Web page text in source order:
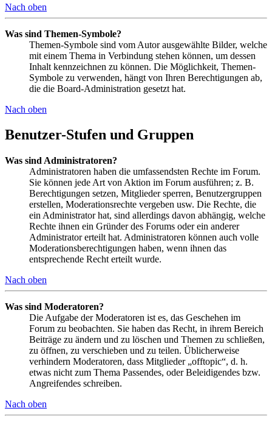
Nach oben
Was sind Themen-Symbole?
Themen-Symbole sind vom Autor ausgewählte Bilder, welche
mit einem Thema in Verbindung stehen können, um dessen
Inhalt kennzeichnen zu können. Die Möglichkeit, Themen-
Symbole zu verwenden, hängt von Ihren Berechtigungen ab,
die die Board-Administration gesetzt hat.
Nach oben
Benutzer-Stufen und Gruppen
Was sind Administratoren?
Administratoren haben die umfassendsten Rechte im Forum.
Sie können jede Art von Aktion im Forum ausführen; z. B.
Berechtigungen setzen, Mitglieder sperren, Benutzergruppen
erstellen, Moderationsrechte vergeben usw. Die Rechte, die
ein Administrator hat, sind allerdings davon abhängig, welche
Rechte ihnen ein Gründer des Forums oder ein anderer
Administrator erteilt hat. Administratoren können auch volle
Moderationsberechtigungen haben, wenn ihnen das
entsprechende Recht erteilt wurde.
Nach oben
Was sind Moderatoren?
Die Aufgabe der Moderatoren ist es, das Geschehen im
Forum zu beobachten. Sie haben das Recht, in ihrem Bereich
Beiträge zu ändern und zu löschen und Themen zu schließen,
zu öffnen, zu verschieben und zu teilen. Üblicherweise
verhindern Moderatoren, dass Mitglieder „offtopic“, d. h.
etwas nicht zum Thema Passendes, oder Beleidigendes bzw.
Angreifendes schreiben.
Nach oben